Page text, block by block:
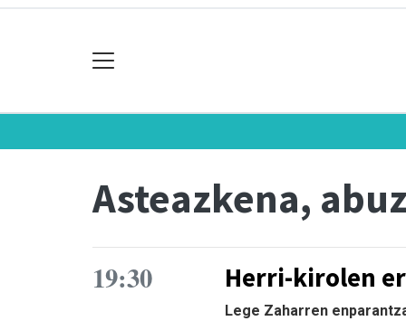
Asteazkena,
19:30 Herri-kirolen
Lege Zaharren